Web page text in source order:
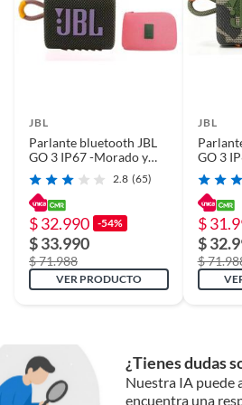
Reloj
Bluetooth
Pantalla: 1,4
380*380pantalla
Batería: 220Mah
Método de carga:
magnética
Resistencia al agua:
Parámetros de
Versión del
superior
JBL
Parlante bluetooth JBL
GO 3 IP67 -Morado y
Estuche
2.8 (65)
$ 32.990 -54%
$ 33.990
$ 71.988
VER PRODUCTO
JBL
GO 3
Estuche
$
$
$
¿Tienes dudas
Nuestra IA puede
encuentra una